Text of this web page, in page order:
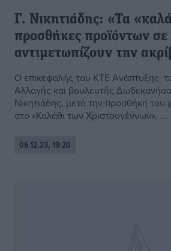
Γ. Νικητιάδης: «Τα
προσθήκες προϊόντων
αντιμετωπίζουν την
Ο επικεφαλής του ΚΤΕ Ανάπτυξης
Αλλαγής και βουλευτής
Νικητιάδης, μετά την προσθήκη του
στο «Καλάθι των Χριστουγέννων», ...
06.12.23, 19:20